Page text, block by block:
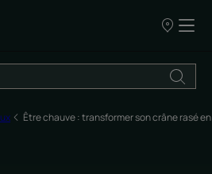
Nos
vente
Être chauve : transformer son crâne rasé